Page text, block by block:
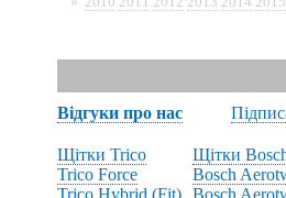
Відгуки про нас
Щітки Trico
Trico Force
Trico Hybrid (Fit)
Щітки
Bosch
Bosch